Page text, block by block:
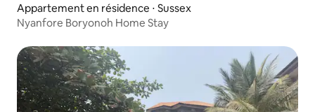
Appartement en résidence ⋅ Sussex
Nyanfore Boryonoh Home Stay